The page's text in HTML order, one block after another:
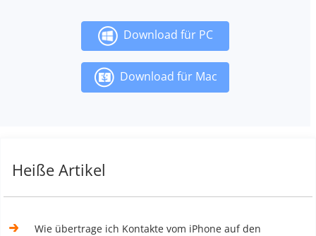
Download für PC
Download für Mac
Heiße Artikel
Wie übertrage ich Kontakte vom iPhone auf den